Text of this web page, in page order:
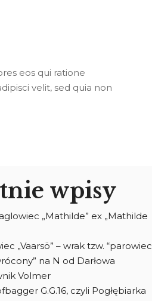
eos qui ratione
velit, sed quia non
wpisy
„Mathilde” ex „Mathilde
„Vaarsö” – wrak tzw. “parowiec
na N od Darłowa
Volmer
G.G.16, czyli Pogłębiarka